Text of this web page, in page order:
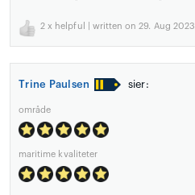
2 x helpful | written on 29. Aug 2023
Trine Paulsen sier:
område
maritime kvaliteter